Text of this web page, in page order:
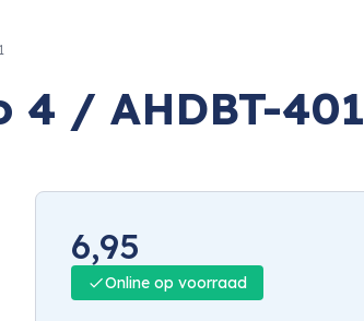
4 / AHDBT-401
6,95
Online op voorraad